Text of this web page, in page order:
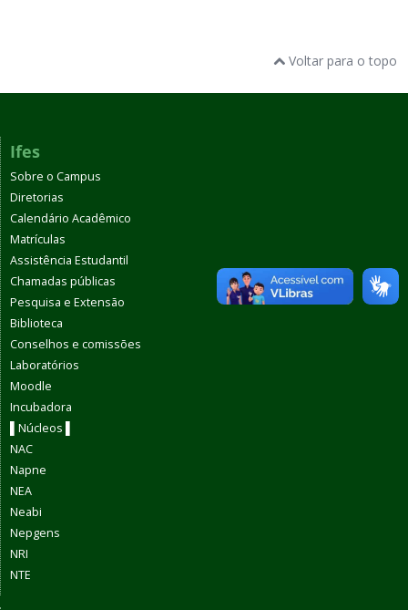
Voltar para o topo
Ifes
Sobre o Campus
Diretorias
Calendário Acadêmico
Matrículas
Assistência Estudantil
Chamadas públicas
Pesquisa e Extensão
Biblioteca
Conselhos e comissões
Laboratórios
Moodle
Incubadora
▌Núcleos ▌
NAC
Napne
NEA
Neabi
Nepgens
NRI
NTE